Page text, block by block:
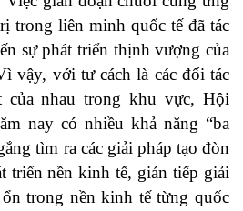
trong liên minh quốc tế đã tác
sự phát triển thịnh vượng của
vậy, với tư cách là các đối tác
của nhau trong khu vực, Hội
nay có nhiều khả năng “ba
tìm ra các giải pháp tạo đòn
triển nền kinh tế, gián tiếp giải
trong nền kinh tế từng quốc